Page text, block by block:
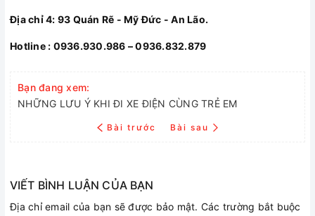
Địa chỉ 4: 93 Quán Rẽ - Mỹ Đức - An Lão.
Hotline : 0936.930.986 – 0936.832.879
Bạn đang xem:
NHỮNG LƯU Ý KHI ĐI XE ĐIỆN CÙNG TRẺ EM
Bài trước Bài sau
VIẾT BÌNH LUẬN CỦA BẠN
Địa chỉ email của bạn sẽ được bảo mật. Các trường bắt buộc